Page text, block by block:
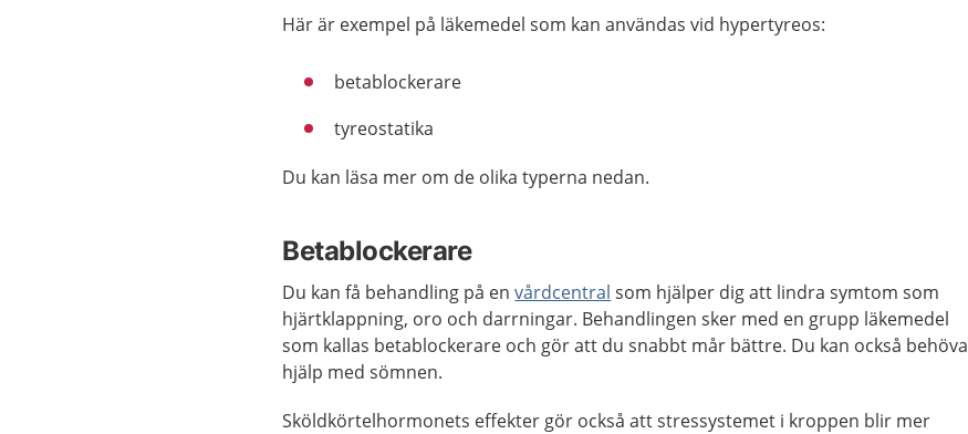
Här är exempel på läkemedel som kan användas vid hypertyreos:
betablockerare
tyreostatika
Du kan läsa mer om de olika typerna nedan.
Betablockerare
Du kan få behandling på envårdcentral som hjälper dig att lindra symtom som
hjärtklappning, oro och darrningar. Behandlingen sker med en grupp läkemedel
som kallas betablockerare och gör att du snabbt mår bättre. Du kan också behöva
hjälp med sömnen.
Sköldkörtelhormonets effekter gör också att stressystemet i kroppen blir mer